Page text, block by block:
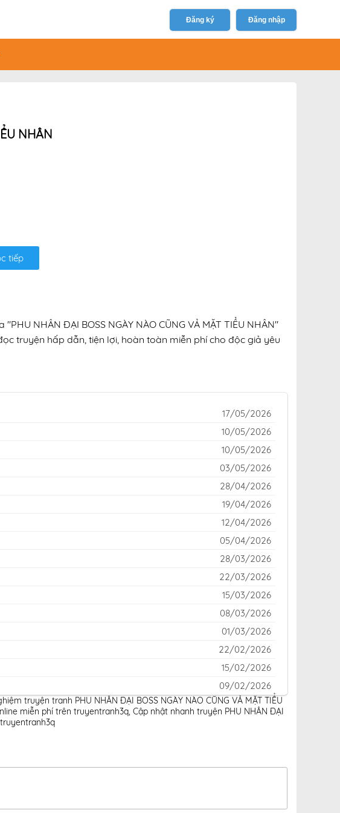
Đăng ký Đăng nhập
NHÂN
tiếp
NHÂN ĐẠI BOSS NGÀY NÀO CŨNG VẢ MẶT TIỂU NHÂN"
truyện hấp dẫn, tiện lợi, hoàn toàn miễn phí cho độc giả yêu
17/05/2026
10/05/2026
10/05/2026
03/05/2026
28/04/2026
19/04/2026
12/04/2026
05/04/2026
28/03/2026
22/03/2026
15/03/2026
08/03/2026
01/03/2026
22/02/2026
15/02/2026
09/02/2026
09/02/2026
truyện tranh PHU NHÂN ĐẠI BOSS NGÀY NÀO CŨNG VẢ MẶT TIỂU
miễn phí trên truyentranh3q, Cập nhật nhanh truyện PHU NHÂN ĐẠI
truyentranh3q